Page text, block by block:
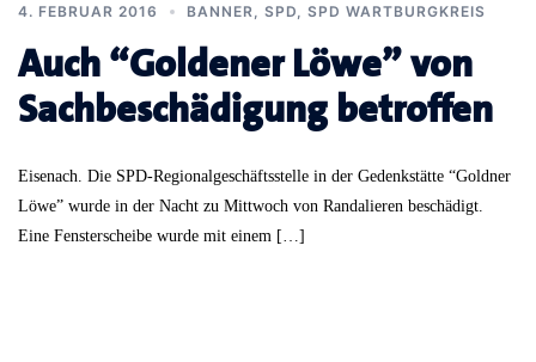
4. FEBRUAR 2016 BANNER SPD SPD WARTBURGKREIS
Auch “Goldener Löwe” von
Sachbeschädigung betroffen
Eisenach. Die SPD-Regionalgeschäftsstelle in der Gedenkstätte “Goldner
Löwe” wurde in der Nacht zu Mittwoch von Randalieren beschädigt.
Eine Fensterscheibe wurde mit einem […]